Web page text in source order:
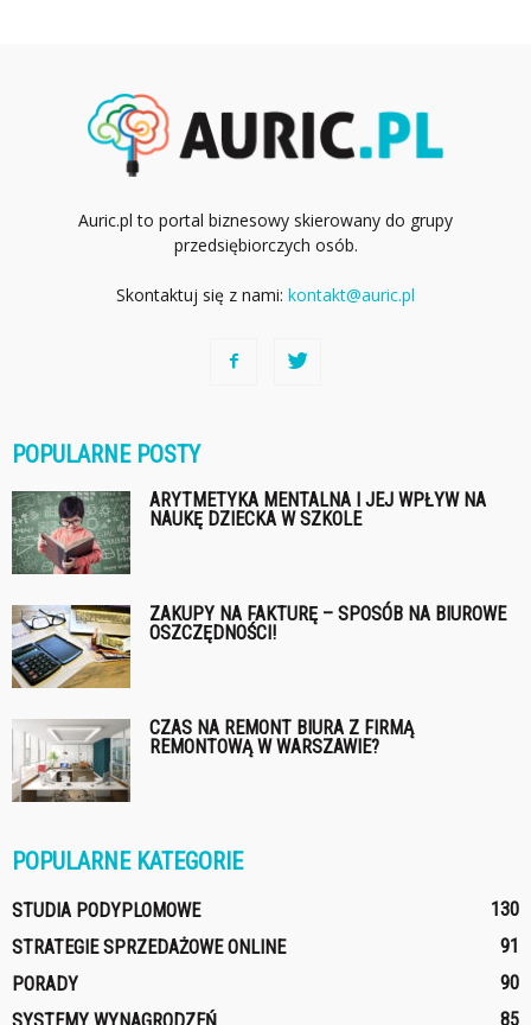
Auric.pl to portal biznesowy skierowany do grupy
przedsiębiorczych osób.
Skontaktuj się z nami: kontakt@auric.pl
POPULARNE POSTY
ARYTMETYKA MENTALNA I JEJ WPŁYW NA
NAUKĘ DZIECKA W SZKOLE
ZAKUPY NA FAKTURĘ – SPOSÓB NA BIUROWE
OSZCZĘDNOŚCI!
CZAS NA REMONT BIURA Z FIRMĄ
REMONTOWĄ W WARSZAWIE?
POPULARNE KATEGORIE
STUDIA PODYPLOMOWE
130
STRATEGIE SPRZEDAŻOWE ONLINE
91
PORADY
90
85